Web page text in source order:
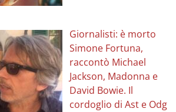
Giornalisti: è morto
Simone Fortuna,
raccontò Michael
Jackson, Madonna e
David Bowie. Il
cordoglio di Ast e Odg